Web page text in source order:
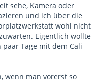
sehe, Kamera oder
und ich über die
wohl nicht
Eigentlich wollte
Tage mit dem Cali
wenn man vorerst so